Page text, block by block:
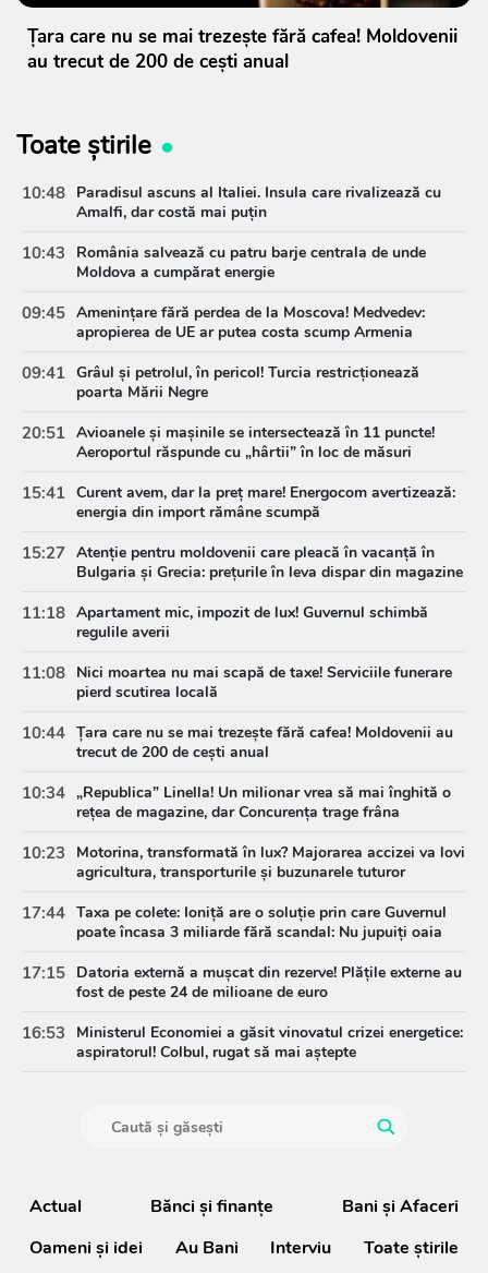
Țara care nu se mai trezește fără cafea! Moldovenii
au trecut de 200 de cești anual
Toate știrile
10:48 Paradisul ascuns al Italiei. Insula care rivalizează cu
Amalfi, dar costă mai puțin
10:43
România salvează cu patru barje centrala de unde
Moldova a cumpărat energie
09:45 Amenințare fără perdea de la Moscova! Medvedev:
apropierea de UE ar putea costa scump Armenia
09:41 Grâul și petrolul, în pericol! Turcia restricționează
poarta Mării Negre
20:51 Avioanele și mașinile se intersectează în 11 puncte!
Aeroportul răspunde cu „hârtii” în loc de măsuri
15:41 Curent avem, dar la preț mare! Energocom avertizează:
energia din import rămâne scumpă
15:27 Atenție pentru moldovenii care pleacă în vacanță în
Bulgaria și Grecia: prețurile în leva dispar din magazine
11:18 Apartament mic, impozit de lux! Guvernul schimbă
regulile averii
11:08 Nici moartea nu mai scapă de taxe! Serviciile funerare
pierd scutirea locală
10:44 Țara care nu se mai trezește fără cafea! Moldovenii au
trecut de 200 de cești anual
10:34 „Republica” Linella! Un milionar vrea să mai înghită o
rețea de magazine, dar Concurența trage frâna
10:23
Motorina, transformată în lux? Majorarea accizei va lovi
agricultura, transporturile și buzunarele tuturor
17:44 Taxa pe colete: Ioniță are o soluție prin care Guvernul
poate încasa 3 miliarde fără scandal: Nu jupuiți oaia
17:15 Datoria externă a mușcat din rezerve! Plățile externe au
fost de peste 24 de milioane de euro
16:53
Ministerul Economiei a găsit vinovatul crizei energetice:
aspiratorul! Colbul, rugat să mai aștepte
Actual Bănci şi finanţe
Bani și Afaceri
Oameni şi idei
Au Bani Interviu Toate știrile